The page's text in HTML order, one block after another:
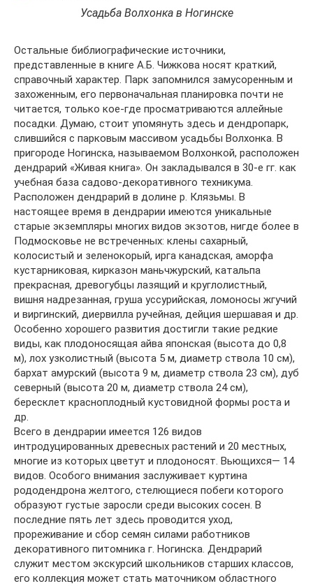
Усадьба Волхонка в Ногинске
Остальные библиографические источники,
представленные в книге А.Б. Чижкова носят краткий,
справочный характер. Парк запомнился замусоренным и
захоженным, его первоначальная планировка почти не
читается, только кое-где просматриваются аллейные
посадки. Думаю, стоит упомянуть здесь и дендропарк,
слившийся с парковым массивом усадьбы Волхонка. В
пригороде Ногинска, называемом Волхонкой, расположен
дендрарий «Живая книга». Он закладывался в 30-е гг. как
учебная база садово-декоративного техникума.
Расположен дендрарий в долине р. Клязьмы. В
настоящее время в дендрарии имеются уникальные
старые экземпляры многих видов экзотов, нигде более в
Подмосковье не встреченных: клены сахарный,
колосистый и зеленокорый, ирга канадская, аморфа
кустарниковая, кирказон маньчжурский, катальпа
прекрасная, древогубцы лазящий и круглолистный,
вишня надрезанная, груша уссурийская, ломоносы жгучий
и виргинский, диервилла ручейная, дейция шершавая и др.
Особенно хорошего развития достигли такие редкие
виды, как плодоносящая айва японская (высота до 0,8
м), лох узколистный (высота 5 м, диаметр ствола 10 см),
бархат амурский (высота 9 м, диаметр ствола 23 см), дуб
северный (высота 20 м, диаметр ствола 24 см),
бересклет красноплодный кустовидной формы роста и
др.
Всего в дендрарии имеется 126 видов
интродуцированных древесных растений и 20 местных,
многие из которых цветут и плодоносят. Вьющихся— 14
видов. Особого внимания заслуживает куртина
рододендрона желтого, стелющиеся побеги которого
образуют густые заросли среди высоких сосен. В
последние пять лет здесь проводится уход,
прореживание и сбор семян силами работников
декоративного питомника г. Ногинска. Дендрарий
служит местом экскурсий школьников старших классов,
его коллекция может стать маточником областного